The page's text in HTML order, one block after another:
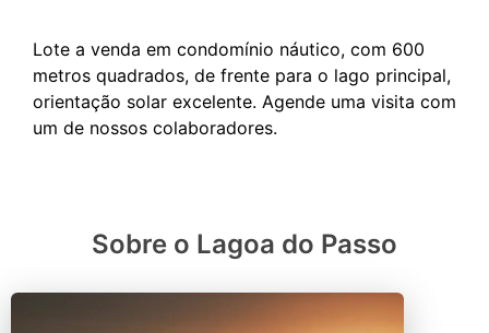
Lote a venda em condomínio náutico, com 600
metros quadrados, de frente para o lago principal,
orientação solar excelente. Agende uma visita com
Sobre o Lagoa do Passo